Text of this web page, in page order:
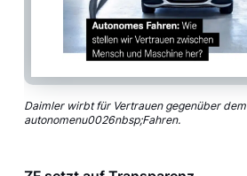
Daimler wirbt für Vertrauen gegenüber dem
autonomenu0026nbsp;Fahren.